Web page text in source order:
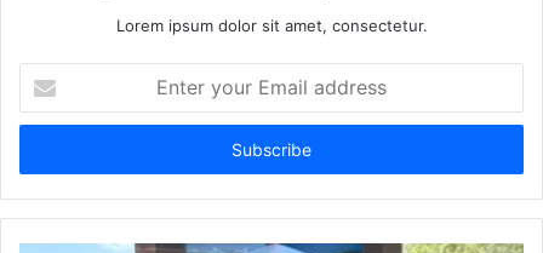
Lorem ipsum dolor sit amet, consectetur.
your
Email